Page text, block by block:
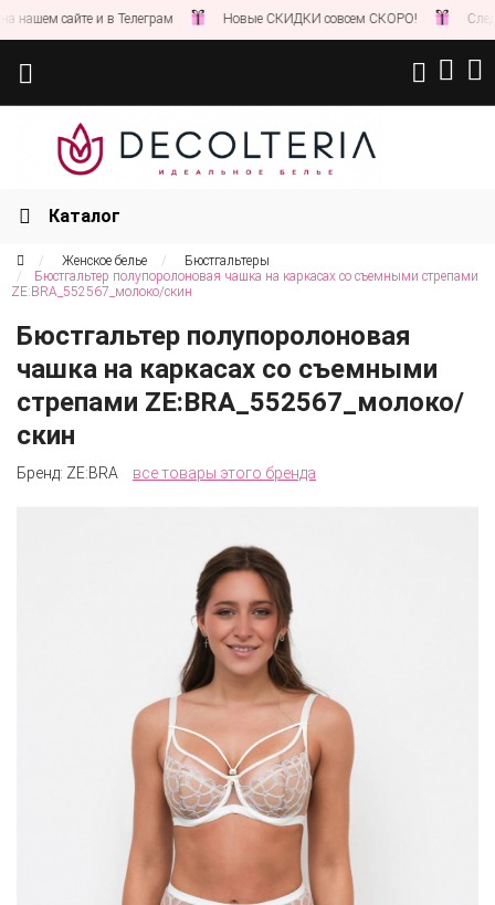
сайте и в Телеграм Новые СКИДКИ совсем СКОРО! Следите
Каталог
Женское белье
Бюстгальтеры
Бюстгальтер полупоролоновая чашка на каркасах со съемными стрепами
ZE:BRA_552567_молоко/скин
Бюстгальтер полупоролоновая
чашка на каркасах со съемными
стрепами ZE:BRA_552567_молоко/
скин
Бренд: ZE:BRA все товары этого бренда